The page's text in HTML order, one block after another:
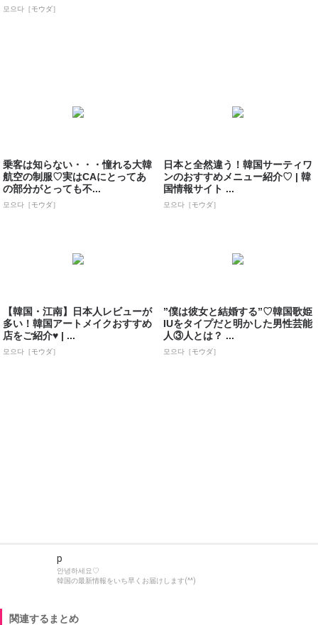
모으다［モウダ］
乗客は知らない・・・憧れる大韓
航空の制服♡実はCAにとってあ
の部分がとっても不...
모으다［モウダ］
日本と全然違う！韓国サーティワ
ンのおすすめメニュー紹介♡ | 韓
国情報サイト ...
모으다［モウダ］
【韓国・江南】日本人レビューが
多い！韓国アートメイクおすすめ
店をご紹介♥ | ...
모으다［モウダ］
”僕は彼女と結婚する”♡韓国歌姫
IUをタイプだと明かした男性芸能
人③人とは？ ...
모으다［モウダ］
p
안녕하세요♡
韓国の最新情報をいち早くお届けします(^^)
関連するまとめ